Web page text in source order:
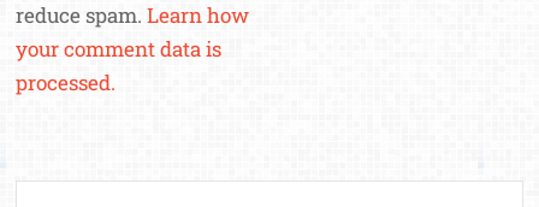
reduce spam.Learn how
your comment data is
processed.